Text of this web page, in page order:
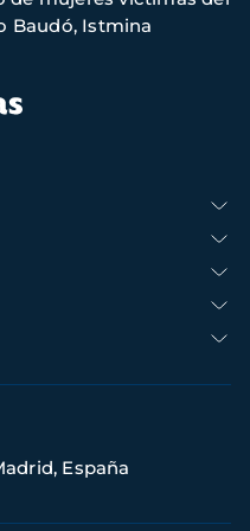
Baudó, Istmina
España